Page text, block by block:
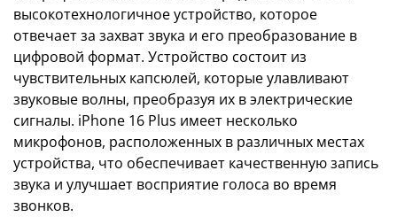
высокотехнологичное устройство, которое
отвечает за захват звука и его преобразование в
цифровой формат. Устройство состоит из
чувствительных капсюлей, которые улавливают
звуковые волны, преобразуя их в электрические
сигналы. iPhone 16 Plus имеет несколько
микрофонов, расположенных в различных местах
устройства, что обеспечивает качественную запись
звука и улучшает восприятие голоса во время
звонков.